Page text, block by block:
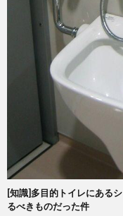
[知識]多目的トイレにある
るべきものだった件